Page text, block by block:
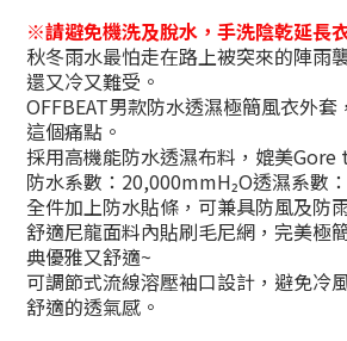
※請避免機洗及脫水，手洗陰乾延長
秋冬雨水最怕走在路上被突來的陣雨
還又冷又難受。
OFFBEAT男款防水透濕極簡風衣外
這個痛點。
採用高機能防水透濕布料，媲美
防水系數：20,000mmH₂O透濕系數
全件加上防水貼條，可兼具防風及防
舒適尼龍面料內貼刷毛尼網，完美極
典優雅又舒適~
可調節式流線溶壓袖口設計，避免冷
舒適的透氣感。